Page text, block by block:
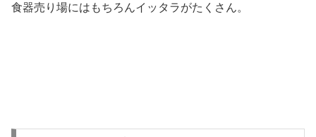
食器売り場にはもちろんイッタラがたくさん。